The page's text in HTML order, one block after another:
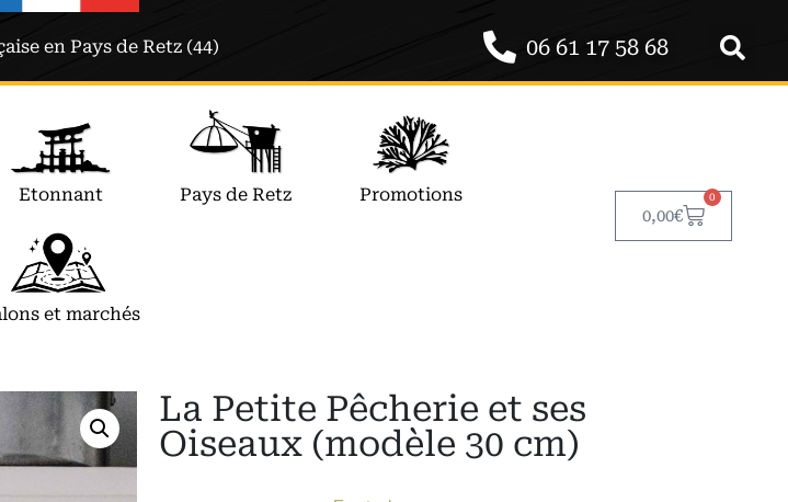
en Pays de Retz (44) 06 61 17 58 68
Etonnant Pays de Retz Promotions
et marchés
0,00€
0
La Petite Pêcherie et ses
Oiseaux (modèle 30 cm)